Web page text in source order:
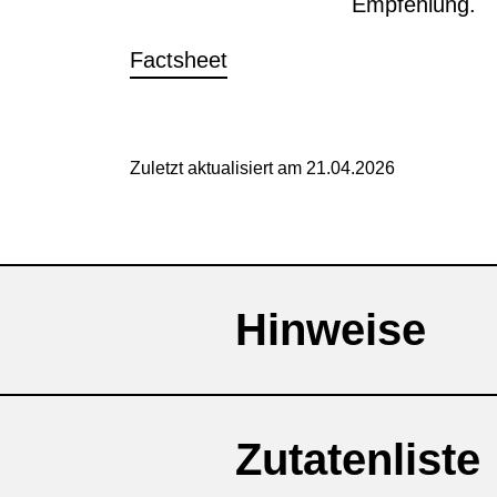
Factsheet
Zuletzt aktualisiert am 21.04.2026
Hinweise
Kontraindiziert
Zutatenliste